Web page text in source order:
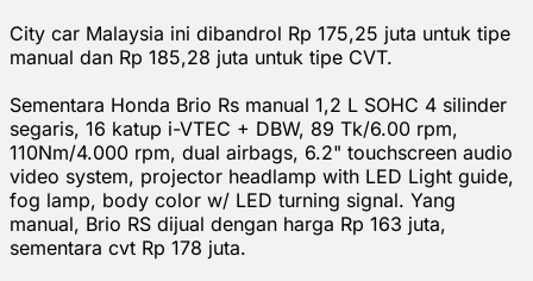
City car Malaysia ini dibandrol Rp 175,25 juta untuk tipe
manual dan Rp 185,28 juta untuk tipe CVT.
Sementara Honda Brio Rs manual 1,2 L SOHC 4 silinder
segaris, 16 katup i-VTEC + DBW, 89 Tk/6.00 rpm,
110Nm/4.000 rpm, dual airbags, 6.2" touchscreen audio
video system, projector headlamp with LED Light guide,
fog lamp, body color w/ LED turning signal. Yang
manual, Brio RS dijual dengan harga Rp 163 juta,
sementara cvt Rp 178 juta.